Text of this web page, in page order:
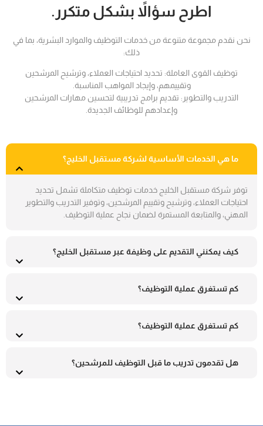
اطرح سؤالاً بشكل متكرر.
نحن نقدم مجموعة متنوعة من خدمات التوظيف والموارد البشرية، بما في
ذلك:
توظيف القوى العاملة: تحديد احتياجات العملاء، وترشيح المرشحين
وتقييمهم، وإيجاد المواهب المناسبة.
التدريب والتطوير: تقديم برامج تدريبية لتحسين مهارات المرشحين
وإعدادهم للوظائف الجديدة.
ما هي الخدمات الأساسية لشركة مستقبل الخليج؟
توفر شركة مستقبل الخليج خدمات توظيف متكاملة تشمل تحديد
احتياجات العملاء، وترشيح وتقييم المرشحين، وتوفير التدريب والتطوير
المهني، والمتابعة المستمرة لضمان نجاح عملية التوظيف.
كيف يمكنني التقديم على وظيفة عبر مستقبل الخليج؟
كم تستغرق عملية التوظيف؟
كم تستغرق عملية التوظيف؟
هل تقدمون تدريب ما قبل التوظيف للمرشحين؟